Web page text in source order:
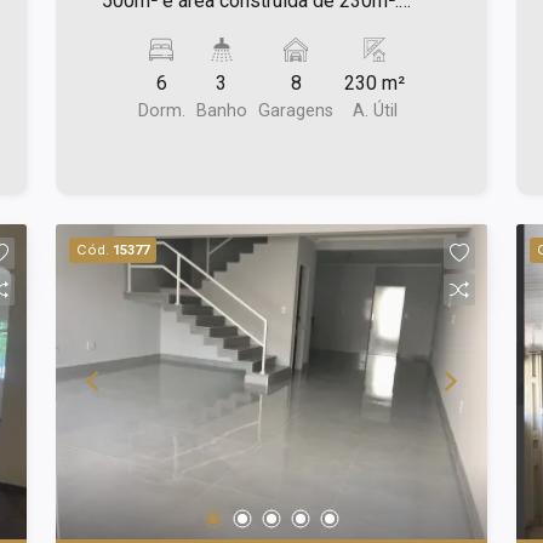
casas ( cada casa tem 02 dormitórios);
- Sala; - Cozinha; - Área de serviço com
quintal.
6
Dorm.
3
Banho
8
Garagens
230 m²
A. Útil
Cód. 15377